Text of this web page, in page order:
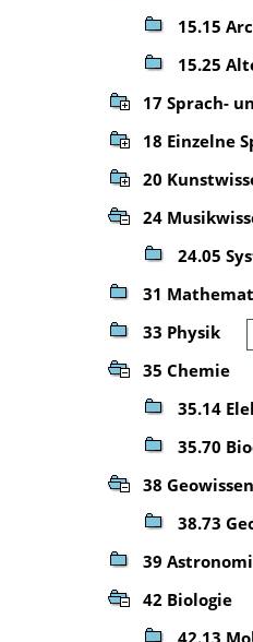
15.15
15.25
17 Sprach-
18 Einzelne
20
24
24.05
31
33 Physik
35 Chemie
35.14
35.70
38
38.73
39
42 Biologie
42.13